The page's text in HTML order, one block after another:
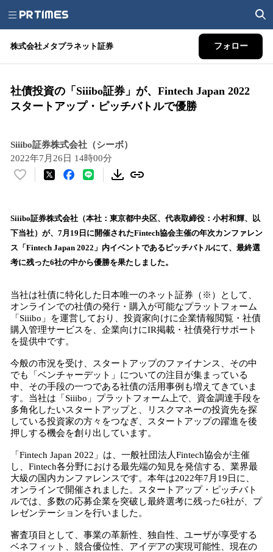
株式会社メタプラネット証券 フォロー
社債投資の「Siiibo証券」が、Fintech Japan 2022
スタートアップ・ピッチバトルで優勝
Siiibo証券株式会社（シーボ）
2022年7月26日 14時00分
い
！
数
を
読
み
中
で
す
Siiibo証券株式会社（本社：東京都中央区、代表取締役：小村和輝、以
下当社）が、7月19日に開催されたFintech協会主催の年次カンファレン
ス「Fintech Japan 2022」内イベントであるピッチバトルにて、最終選
考に残った6社の中から優勝を果たしました。
当社は社債に特化した日本唯一のネット証券（※）として、
オンラインでの社債の発行・購入が可能なプラットフォーム
「Siiibo」を運営しており、投資家向けに企業情報閲覧・社債
購入管理サービスを、企業向けにIR掲載・社債発行サポート
を提供中です。
今般の市況を受け、スタートアップのファイナンス、その中
でも「ベンチャーデット」についての注目が集まっている
中、その手段の一つである社債の活用事例も増えてきていま
す。当社は「Siiibo」プラットフォーム上で、資金調達手段を
多角化したいスタートアップと、リスクマネーの投資先を探
している投資家の方々をつなぎ、スタートアップの躍進を後
押しする機会を創り出しています。
「Fintech Japan 2022」は、一般社団法人Fintech協会が主催
し、Fintech各分野における最先端の知見を発信する、業界最
大級の国内カンファレンスです。本年は2022年7月19日に、
オンラインで開催されました。スタートアップ・ピッチバト
ルでは、多数の応募企業を突破し最終選考に残った6社が、プ
レゼンテーションを行いました。
審査項目として、事業の革新性、独自性、ユーザが享受する
ベネフィット、競合優位性、アイデアの実現可能性、現在の